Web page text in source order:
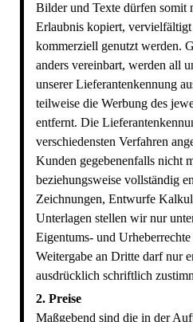
Bilder und Texte dürfen somit
Erlaubnis kopiert,
kommerziell genutzt werden.
anders vereinbart, werden all
unserer Lieferantenkennung
teilweise die Werbung des
entfernt. Die
verschiedensten Verfahren
Kunden gegebenenfalls nicht
beziehungsweise vollständig
Zeichnungen, Entwurfe
Unterlagen stellen wir nur
Eigentums- und
Weitergabe an Dritte darf nur
ausdrücklich schriftlich
2. Preise
Maßgebend sind die in der